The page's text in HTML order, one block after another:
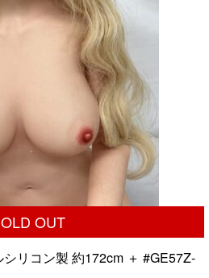
OUT
シリコン製 約172cm ＋ #GE57Z-